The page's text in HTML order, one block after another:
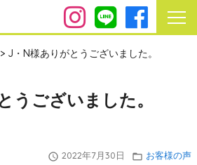
> J・N様ありがとうございました。
うございました。
query_builder 2022年7月30日 folder_open お客様の声